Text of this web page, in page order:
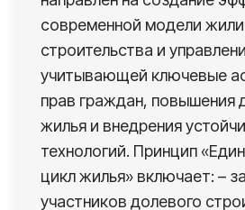
современной модели
строительства и
учитывающей ключевые
прав граждан, повышения
жилья и внедрения
технологий. Принцип
цикл жилья» включает: –
участников долевого